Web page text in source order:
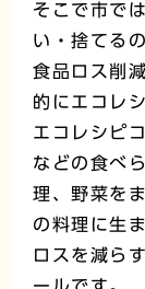
そこで市で
い・捨てる
食品ロス削
的にエコレ
エコレシピ
などの食べ
理、野菜を
の料理に生
ロスを減ら